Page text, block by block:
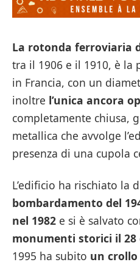
La rotonda ferroviaria
tra il 1906 e il 1910, è la
in Francia, con un
inoltre l’unica ancora
completamente chiusa,
metallica che avvolge
presenza di una cupola
L’edificio ha rischiato la
bombardamento del
nel 1982 e si è salvato
monumenti storici il 28
1995 ha subito un